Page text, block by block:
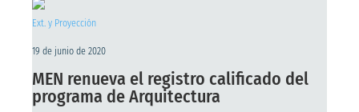
Ext. y Proyección
19 de junio de 2020
MEN renueva el registro calificado del
programa de Arquitectura